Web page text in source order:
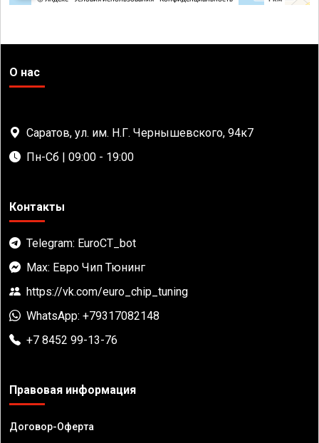
О нас
Саратов, ул. им. Н.Г. Чернышевского, 94к7
Пн-Сб | 09:00 - 19:00
Контакты
Telegram: EuroCT_bot
Max: Евро Чип Тюнинг
https://vk.com/euro_chip_tuning
WhatsApp: +79317082148
+7 8452 99-13-76
Правовая информация
Договор-Оферта